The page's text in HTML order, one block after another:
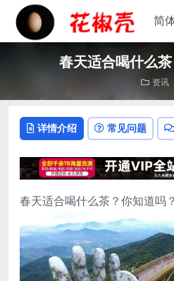
春天适合喝什么
资讯
详情介绍 常见问题
春天适合喝什么茶？你知道吗？